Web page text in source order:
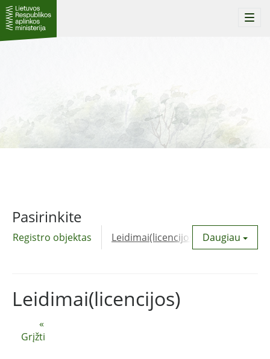
Pasirinkite
Registro objektas Leidimai(licencijos) Daugiau
«
Grįžti
Leidimai(licencijos)